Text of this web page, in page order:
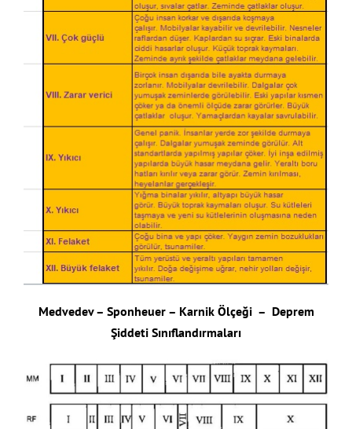
Medvedev – Sponheuer – Karnik Ölçeği – Deprem
Şiddeti Sınıflandırmaları